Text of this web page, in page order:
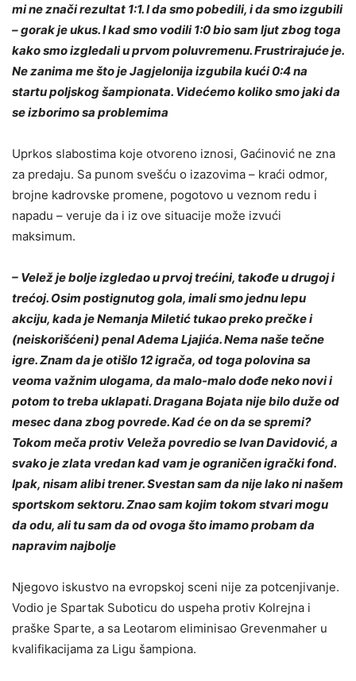
mi ne znači rezultat 1:1. I da smo pobedili, i da smo izgubili
– gorak je ukus. I kad smo vodili 1:0 bio sam ljut zbog toga
kako smo izgledali u prvom poluvremenu. Frustrirajuće je.
Ne zanima me što je Jagjelonija izgubila kući 0:4 na
startu poljskog šampionata. Videćemo koliko smo jaki da
se izborimo sa problemima
Uprkos slabostima koje otvoreno iznosi, Gaćinović ne zna
za predaju. Sa punom svešću o izazovima – kraći odmor,
brojne kadrovske promene, pogotovo u veznom redu i
napadu – veruje da i iz ove situacije može izvući
maksimum.
– Velež je bolje izgledao u prvoj trećini, takođe u drugoj i
trećoj. Osim postignutog gola, imali smo jednu lepu
akciju, kada je Nemanja Miletić tukao preko prečke i
(neiskorišćeni) penal Adema Ljajića. Nema naše tečne
igre. Znam da je otišlo 12 igrača, od toga polovina sa
veoma važnim ulogama, da malo-malo dođe neko novi i
potom to treba uklapati. Dragana Bojata nije bilo duže od
mesec dana zbog povrede. Kad će on da se spremi?
Tokom meča protiv Veleža povredio se Ivan Davidović, a
svako je zlata vredan kad vam je ograničen igrački fond.
Ipak, nisam alibi trener. Svestan sam da nije lako ni našem
sportskom sektoru. Znao sam kojim tokom stvari mogu
da odu, ali tu sam da od ovoga što imamo probam da
napravim najbolje
Njegovo iskustvo na evropskoj sceni nije za potcenjivanje.
Vodio je Spartak Suboticu do uspeha protiv Kolrejna i
praške Sparte, a sa Leotarom eliminisao Grevenmaher u
kvalifikacijama za Ligu šampiona.